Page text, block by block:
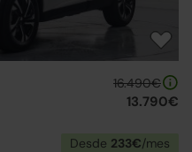
16.490€
13.790€
Desde 233€/mes